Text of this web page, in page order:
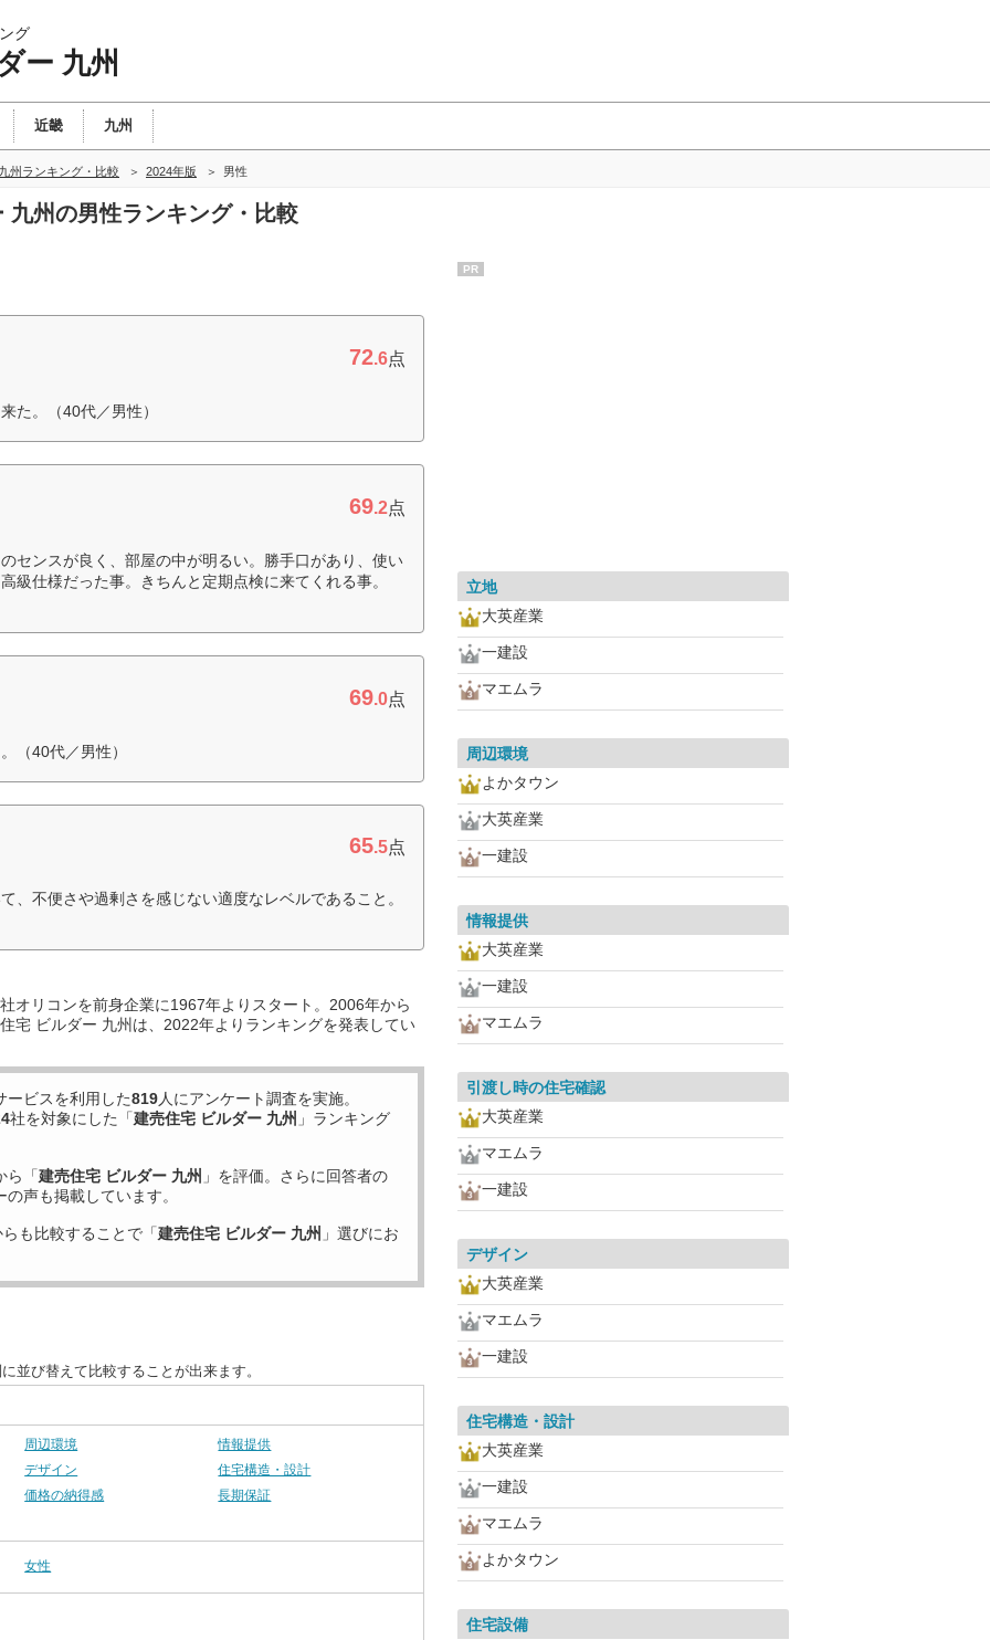
グ
ー 九州
近畿 九州
州ランキング・比較 2024年版 男性
州の男性ランキング・比較
72.6点
た。（40代／男性）
69.2点
センスが良く、部屋の中が明るい。勝手口があり、使い
級仕様だった事。きちんと定期点検に来てくれる事。
69.0点
（40代／男性）
65.5点
、不便さや過剰さを感じない適度なレベルであること。
オリコンを前身企業に1967年よりスタート。2006年から
宅 ビルダー 九州は、2022年よりランキングを発表してい
ービスを利用した819人にアンケート調査を実施。
社を対象にした「建売住宅 ビルダー 九州 」ランキング
ら「建売住宅 ビルダー 九州 」を評価。さらに回答者の
声も掲載しています。
も比較することで「建売住宅 ビルダー 九州 」選びにお
並び替えて比較することが出来ます。
周辺環境
情報提供
デザイン
住宅構造・設計
価格の納得感
長期保証
女性
PR
立地
大英産業
一建設
マエムラ
周辺環境
よかタウン
大英産業
一建設
情報提供
大英産業
一建設
マエムラ
引渡し時の住宅確認
大英産業
マエムラ
一建設
デザイン
大英産業
マエムラ
一建設
住宅構造・設計
大英産業
一建設
マエムラ
よかタウン
住宅設備